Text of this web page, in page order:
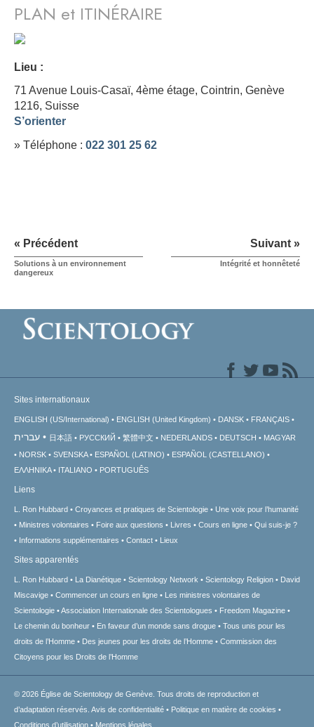
PLAN et ITINÉRAIRE
Lieu :
71 Avenue Louis-Casaï, 4ème étage, Cointrin, Genève
1216, Suisse
S’orienter
» Téléphone : 022 301 25 62
« Précédent
Solutions à un environnement
dangereux
Suivant »
Intégrité et honnêteté
Sites internationaux
ENGLISH (US/International) ENGLISH (United Kingdom) DANSK FRANÇAIS
עברית 日本語 РУССКИЙ 繁體中文 NEDERLANDS DEUTSCH
MAGYAR
NORSK
SVENSKA ESPAÑOL (LATINO)
ESPAÑOL (CASTELLANO)
ΕΛΛΗΝΙΚA
ITALIANO PORTUGUÊS
Liens
L. Ron Hubbard Croyances et pratiques de Scientologie
Une voix pour l’humanité
Ministres volontaires
Foire aux questions Livres Cours en ligne
Qui suis-je ?
Informations supplémentaires
Contact Lieux
Sites apparentés
L. Ron Hubbard La Dianétique Scientology Network Scientology Religion
David
Miscavige
Commencer un cours en ligne
Les ministres volontaires de
Scientologie
Association Internationale des Scientologues
Freedom Magazine
Le chemin du bonheur
En faveur d’un monde sans drogue
Tous unis pour les
droits de l’Homme
Des jeunes pour les droits de l’Homme
Commission des
Citoyens pour les Droits de l’Homme
© 2026 Église de Scientology de Genève. Tous droits de reproduction et
d’adaptation réservés. Avis de confidentialité • Politique en matière de cookies •
Conditions d’utilisation • Mentions légales